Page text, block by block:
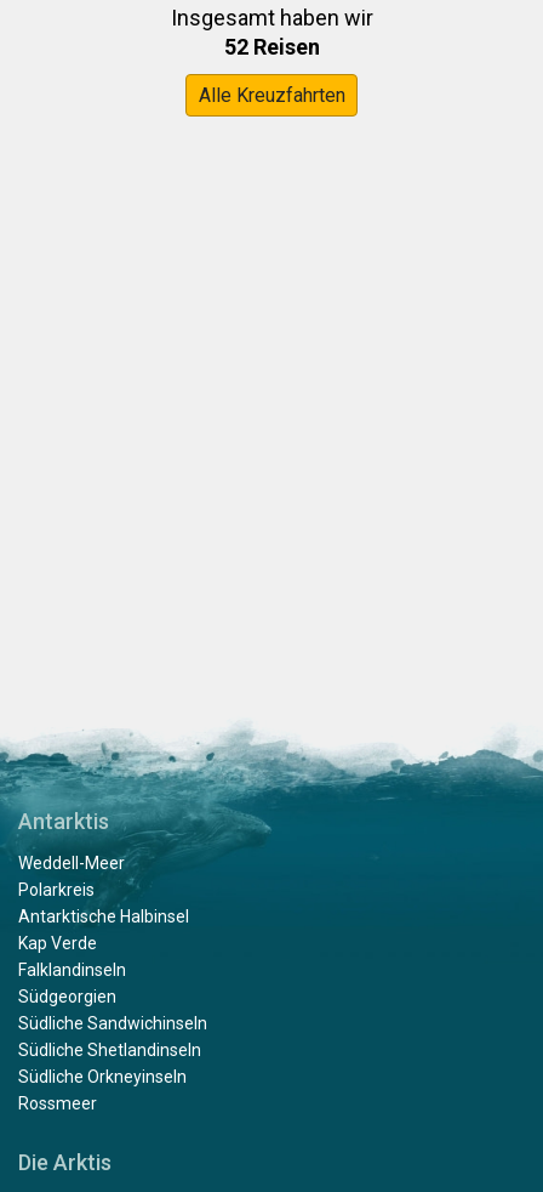
Insgesamt haben wir
52 Reisen
Alle Kreuzfahrten
Antarktis
Weddell-Meer
Polarkreis
Antarktische Halbinsel
Kap Verde
Falklandinseln
Südgeorgien
Südliche Sandwichinseln
Südliche Shetlandinseln
Südliche Orkneyinseln
Rossmeer
Die Arktis